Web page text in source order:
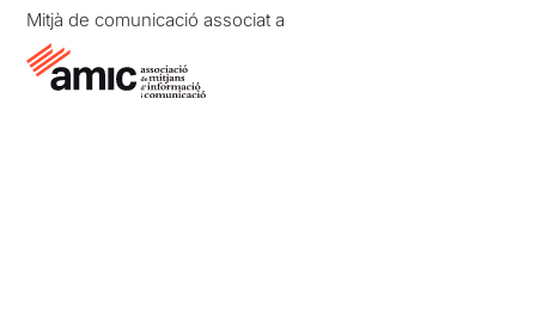
Mitjà de comunicació associat a